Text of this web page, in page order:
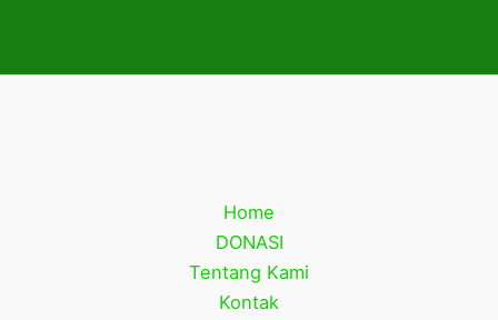
Home
DONASI
Tentang Kami
Kontak